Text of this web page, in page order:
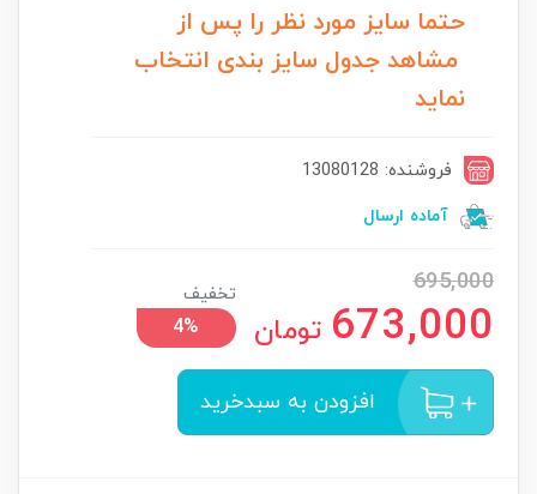
حتما سایز مورد نظر را پس از
مشاهد جدول سایز بندی انتخاب
نماید
فروشنده: 13080128
آماده ارسال
695,000
673,000 تومان
تخفیف
4%
افزودن به سبدخرید